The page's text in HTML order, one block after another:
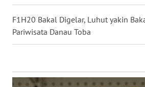
F1H20 Bakal Digelar, Luhut yakin
Pariwisata Danau Toba
WN
KALTENG